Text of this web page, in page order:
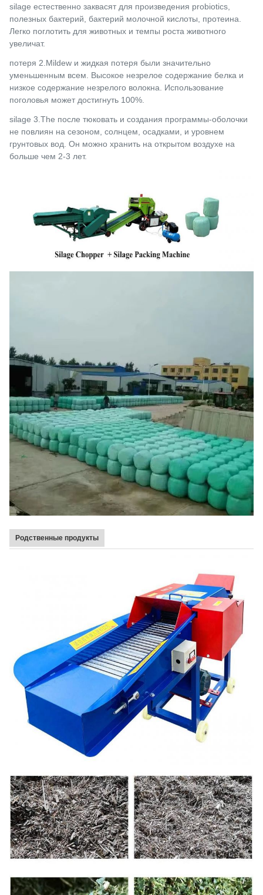
silage естественно заквасят для произведения probiotics,
полезных бактерий, бактерий молочной кислоты, протеина.
Легко поглотить для животных и темпы роста животного
увеличат.
потеря 2.Mildew и жидкая потеря были значительно
уменьшенным всем. Высокое незрелое содержание белка и
низкое содержание незрелого волокна. Использование
поголовья может достигнуть 100%.
silage 3.The после тюковать и создания программы-оболочки
не повлиян на сезоном, солнцем, осадками, и уровнем
грунтовых вод. Он можно хранить на открытом воздухе на
больше чем 2-3 лет.
Родственные продукты